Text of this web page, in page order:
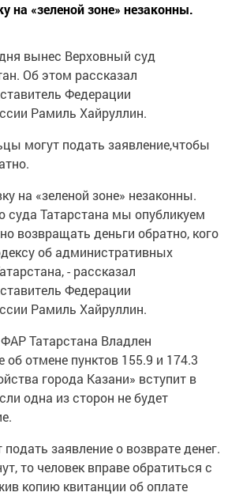
на «зеленой зоне» незаконны.
вынес Верховный суд
Об этом рассказал
Федерации
Рамиль Хайруллин.
могут подать заявление,чтобы
на «зеленой зоне» незаконны.
суда Татарстана мы опубликуем
возвращать деньги обратно, кого
об административных
- рассказал
Федерации
Рамиль Хайруллин.
Татарстана Владлен
отмене пунктов 155.9 и 174.3
города Казани» вступит в
одна из сторон не будет
заявление о возврате денег.
то человек вправе обратиться с
копию квитанции об оплате